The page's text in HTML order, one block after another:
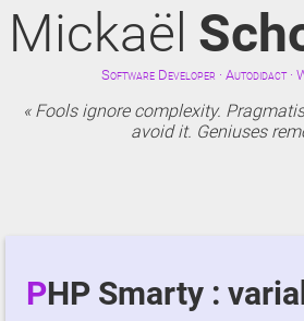
Mickaël
Software Developer · Autodidact ·
Fools ignore complexity.
avoid it. Geniuses
PHP Smarty : variable sur